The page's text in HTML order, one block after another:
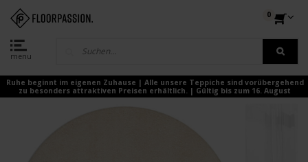
menu
0
Ruhe beginnt im eigenen Zuhause | Alle unsere Teppiche sind vorübergehend
zu besonders attraktiven Preisen erhältlich. | Gültig bis zum 16. August